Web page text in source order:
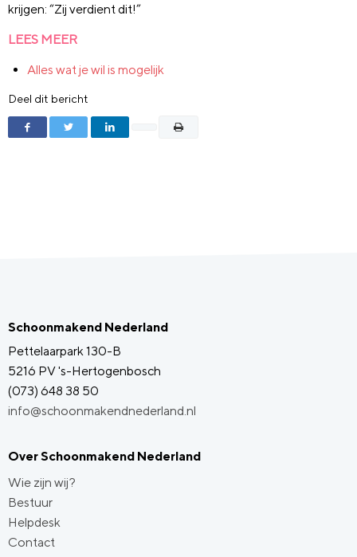
krijgen: “Zij verdient dit!”
LEES MEER
Alles wat je wil is mogelijk
Deel dit bericht
Schoonmakend Nederland
Pettelaarpark 130-B
5216 PV 's-Hertogenbosch
(073) 648 38 50
info@schoonmakendnederland.nl
Over Schoonmakend Nederland
Wie zijn wij?
Bestuur
Helpdesk
Contact